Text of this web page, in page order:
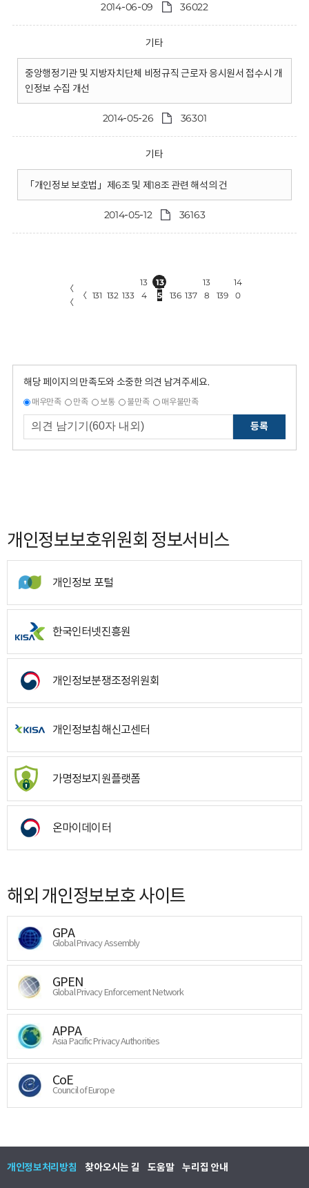
2014-06-09 36022
기타
중앙행정기관 및 지방자치단체 비정규직 근로자 응시원서 접수시 개
인정보 수집 개선
2014-05-26 36301
기타
「개인정보 보호법」제6조 및 제18조 관련 해석의 건
2014-05-12 36163
〈
〈
〈 131 132 133
13
4
13
5
136 137
13
8
139
14
0
해당 페이지의 만족도와 소중한 의견 남겨주세요.
매우만족 만족 보통 불만족 매우불만족
등록
개인정보보호위원회 정보서비스
개인정보 포털
한국인터넷진흥원
개인정보분쟁조정위원회
개인정보침해신고센터
가명정보지원플랫폼
온마이데이터
해외 개인정보보호 사이트
GPA
Global Privacy Assembly
GPEN
Global Privacy Enforcement Network
APPA
Asia Pacific Privacy Authorities
CoE
Council of Europe
개인정보처리방침 찾아오시는 길 도움말 누리집 안내